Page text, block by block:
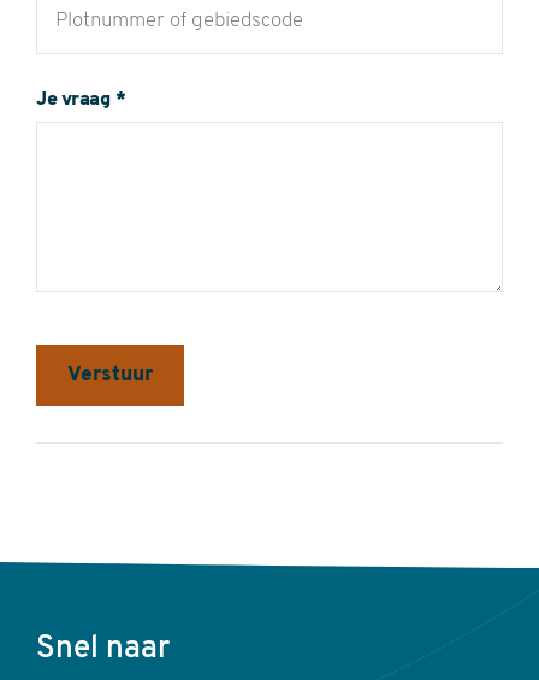
Je vraag
Voet
Snel naar